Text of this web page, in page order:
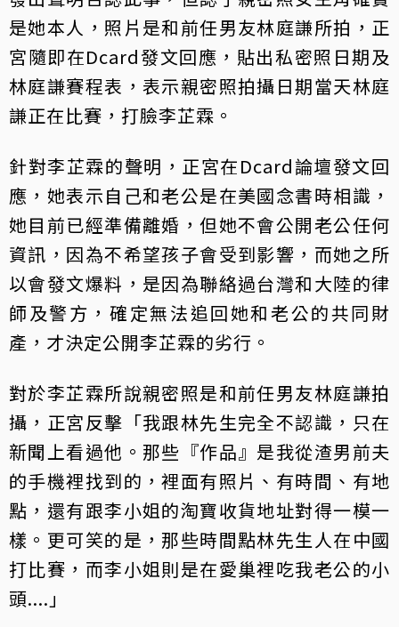
是她本人，照片是和前任男友林庭謙所拍，正
宮隨即在Dcard發文回應，貼出私密照日期及
林庭謙賽程表，表示親密照拍攝日期當天林庭
謙正在比賽，打臉李芷霖。
針對李芷霖的聲明，正宮在Dcard論壇發文回
應，她表示自己和老公是在美國念書時相識，
她目前已經準備離婚，但她不會公開老公任何
資訊，因為不希望孩子會受到影響，而她之所
以會發文爆料，是因為聯絡過台灣和大陸的律
師及警方，確定無法追回她和老公的共同財
產，才決定公開李芷霖的劣行。
對於李芷霖所說親密照是和前任男友林庭謙拍
攝，正宮反擊「我跟林先生完全不認識，只在
新聞上看過他。那些『作品』是我從渣男前夫
的手機裡找到的，裡面有照片、有時間、有地
點，還有跟李小姐的淘寶收貨地址對得一模一
樣。更可笑的是，那些時間點林先生人在中國
打比賽，而李小姐則是在愛巢裡吃我老公的小
頭....」